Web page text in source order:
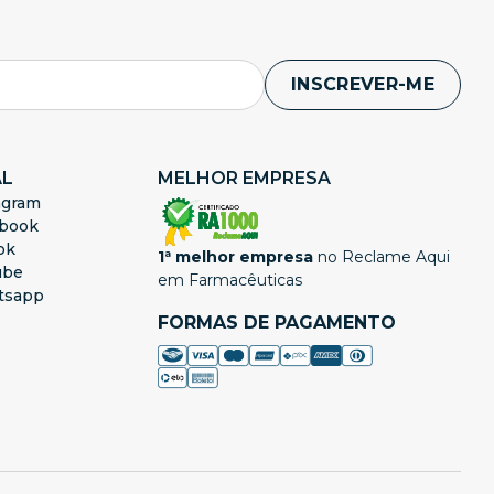
INSCREVER-ME
MELHOR EMPRESA
1ª melhor empresano Reclame Aqui
em Farmacêuticas
FORMAS DE PAGAMENTO